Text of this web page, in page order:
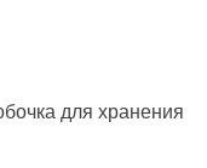
для хранения